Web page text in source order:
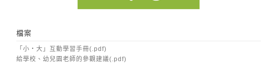
檔案
「小‧大」互動學習手冊(.pdf)
給學校、幼兒園老師的參觀建議(.pdf)